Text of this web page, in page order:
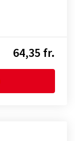
64,35 fr.